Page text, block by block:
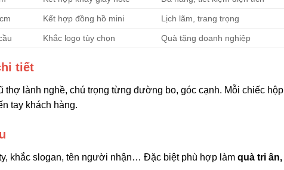
Kết hợp đồng hồ mini Lịch lãm, trang trọng
Khắc logo tùy chọn Quà tặng doanh nghiệp
tiết
lành nghề, chú trọng từng đường bo, góc cạnh. Mỗi chiếc hộp
tay khách hàng.
khắc slogan, tên người nhận… Đặc biệt phù hợp làm quà tri ân,